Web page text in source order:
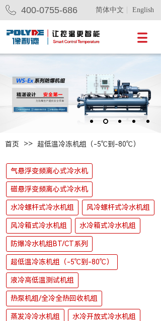
首页 >> 超低温冷冻机组（-5℃到-80℃）
气悬浮变频离心式冷水机
磁悬浮变频离心式冷水机
水冷螺杆式冷水机组 风冷螺杆式冷水机组
风冷箱式冷水机组 水冷箱式冷水机组
防爆冷水机组BT/CT系列
超低温冷冻机组（-5℃到-80℃）
液冷高低温测试机组
热泵机组/全冷全热回收机组
蒸发冷冷水机组 水冷开放式冷水机组
400-0755-686 简体中文 English